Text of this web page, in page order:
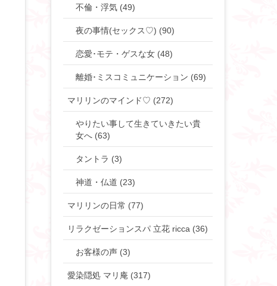
不倫・浮気 (49)
夜の事情(セックス♡) (90)
恋愛･モテ・ゲスな女 (48)
離婚･ミスコミュニケーション (69)
マリリンのマインド♡ (272)
やりたい事して生きていきたい貴
女へ (63)
タントラ (3)
神道・仏道 (23)
マリリンの日常 (77)
リラクゼーションスパ 立花 ricca (36)
お客様の声 (3)
愛染隠処 マリ庵 (317)